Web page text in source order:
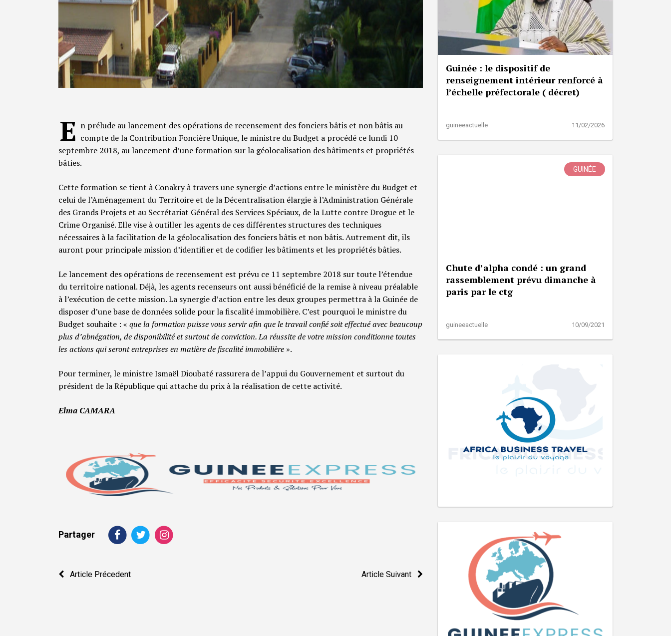
E n prélude au lancement des opérations de recensement des fonciers bâtis et non bâtis au
compte de la Contribution Foncière Unique, le ministre du Budget a procédé ce lundi 10
septembre 2018, au lancement d’une formation sur la géolocalisation des bâtiments et propriétés
bâties.
Cette formation se tient à Conakry à travers une synergie d’actions entre le ministère du Budget et
celui de l’Aménagement du Territoire et de la Décentralisation élargie à l’Administration Générale
des Grands Projets et au Secrétariat Général des Services Spéciaux, de la Lutte contre Drogue et le
Crime Organisé. Elle vise à outiller les agents de ces différentes structures des techniques
nécessaires à la facilitation de la géolocalisation des fonciers bâtis et non bâtis. Autrement dit, ils
auront pour principale mission d’identifier et de codifier les bâtiments et les propriétés bâties.
Le lancement des opérations de recensement est prévu ce 11 septembre 2018 sur toute l’étendue
du territoire national. Déjà, les agents recenseurs ont aussi bénéficié de la remise à niveau préalable
à l’exécution de cette mission. La synergie d’action entre les deux groupes permettra à la Guinée de
disposer d’une base de données solide pour la fiscalité immobilière. C’est pourquoi le ministre du
Budget souhaite : « quela formation puisse vous servir afin que le travail confié soit effectué avec beaucoup
plus d’abnégation, de disponibilité et surtout de conviction. La réussite de votre mission conditionne toutes
les actions qui seront entreprises en matière de fiscalité immobilière ».
Pour terminer, le ministre Ismaël Dioubaté rassurera de l’appui du Gouvernement et surtout du
président de la République qui attache du prix à la réalisation de cette activité.
Elma CAMARA
Partager
Navigation
Article Précedent Article Suivant
Guinée : le dispositif de
renseignement intérieur renforcé à
l’échelle préfectorale ( décret)
guineeactuelle 11/02/2026
GUINÉE
Chute d’alpha condé : un grand
rassemblement prévu dimanche à
paris par le ctg
guineeactuelle 10/09/2021